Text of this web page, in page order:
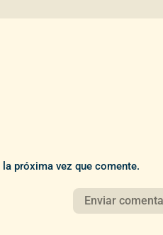
próxima vez que comente.